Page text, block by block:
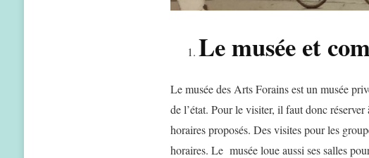
Le musée et
Le musée des Arts Forains est un musée
de l’état. Pour le visiter, il faut donc
horaires proposés. Des visites pour les
horaires. Le musée loue aussi ses salles